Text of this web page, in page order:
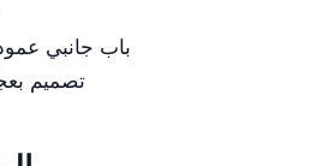
باب جانبي
تصميم